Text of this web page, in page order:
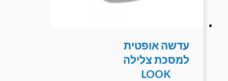
עדשה אופטית
למסכת צלילה
LOOK